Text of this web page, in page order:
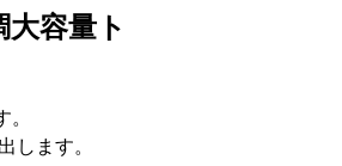
容量ト
します。